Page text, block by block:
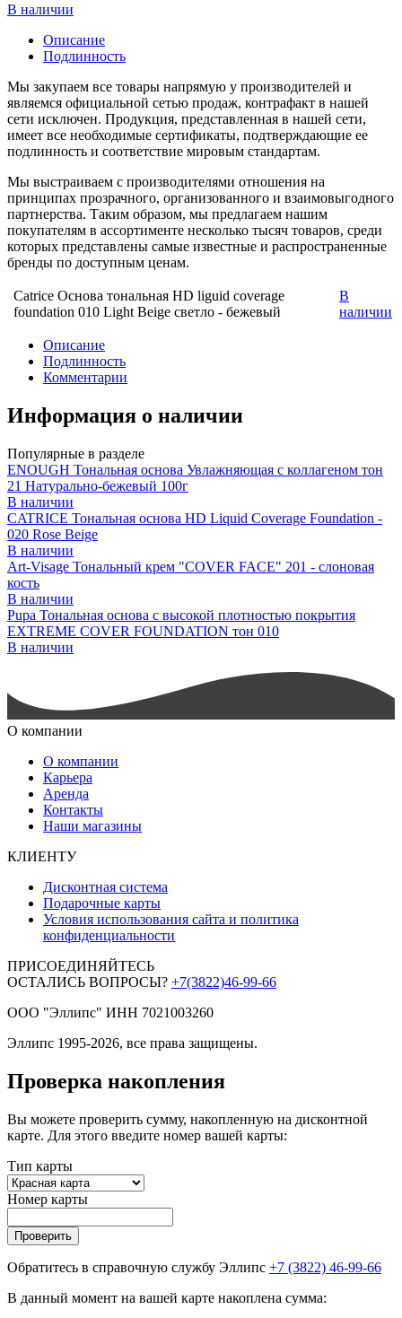
В наличии
Описание
Подлинность
Мы закупаем все товары напрямую у производителей и
являемся официальной сетью продаж, контрафакт в нашей
сети исключен. Продукция, представленная в нашей сети,
имеет все необходимые сертификаты, подтверждающие ее
подлинность и соответствие мировым стандартам.
Мы выстраиваем с производителями отношения на
принципах прозрачного, организованного и взаимовыгодного
партнерства. Таким образом, мы предлагаем нашим
покупателям в ассортименте несколько тысяч товаров, среди
которых представлены самые известные и распространенные
бренды по доступным ценам.
Catrice Основа тональная HD liguid coverage
foundation 010 Light Beige светло - бежевый
В
наличии
Описание
Подлинность
Комментарии
Информация о наличии
Популярные в разделе
ENOUGH Тональная основа Увлажняющая с коллагеном тон
21 Натурально-бежевый 100г
В наличии
CATRICE Тональная основа HD Liquid Coverage Foundation -
020 Rose Beige
В наличии
Art-Visage Тональный крем "COVER FACE" 201 - слоновая
кость
В наличии
Pupa Тональная основа с высокой плотностью покрытия
EXTREME COVER FOUNDATION тон 010
В наличии
О компании
О компании
Карьера
Аренда
Контакты
Наши магазины
КЛИЕНТУ
Дисконтная система
Подарочные карты
Условия использования сайта и политика
конфиденциальности
ПРИСОЕДИНЯЙТЕСЬ
ОСТАЛИСЬ ВОПРОСЫ? +7(3822)46-99-66
ООО "Эллипс" ИНН 7021003260
Эллипс 1995-2026, все права защищены.
Проверка накопления
Вы можете проверить сумму, накопленную на дисконтной
карте. Для этого введите номер вашей карты:
Тип карты
Номер карты
Проверить
Обратитесь в справочную службу Эллипс +7 (3822) 46-99-66
В данный момент на вашей карте накоплена сумма: